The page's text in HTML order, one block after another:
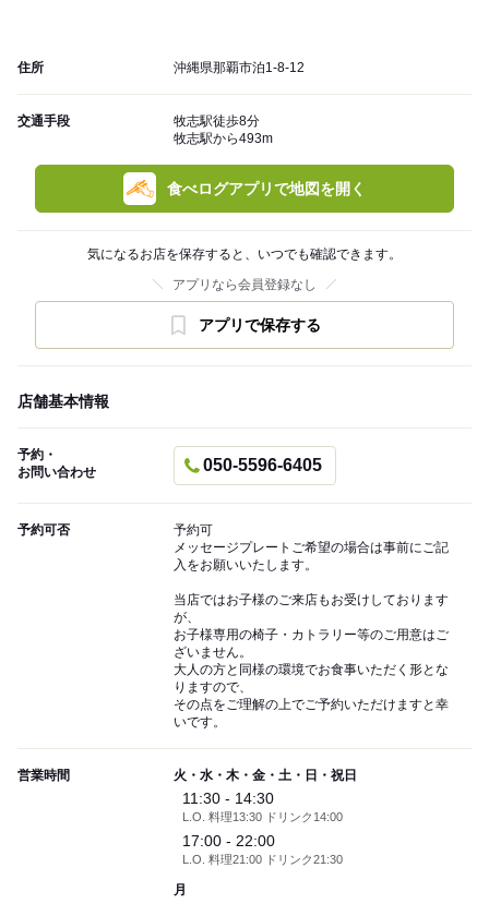
住所 沖縄県那覇市泊1-8-12
交通手段
牧志駅徒歩8分
牧志駅から493m
食べログアプリで地図を開く
気になるお店を保存すると、いつでも確認できます。
アプリなら会員登録なし
アプリで保存する
店舗基本情報
予約・
お問い合わせ
050-5596-6405
予約可否
予約可
メッセージプレートご希望の場合は事前にご記
入をお願いいたします。
当店ではお子様のご来店もお受けしております
が、
お子様専用の椅子・カトラリー等のご用意はご
ざいません。
大人の方と同様の環境でお食事いただく形とな
りますので、
その点をご理解の上でご予約いただけますと幸
いです。
営業時間 火・水・木・金・土・日・祝日
11:30 - 14:30
L.O. 料理13:30 ドリンク14:00
17:00 - 22:00
L.O. 料理21:00 ドリンク21:30
月